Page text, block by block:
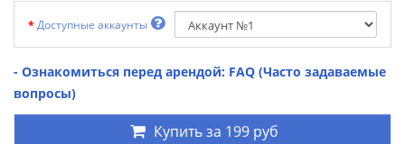
Доступные аккаунты
- Ознакомиться перед арендой: FAQ (Часто задаваемые
вопросы)
Купить за 199 руб